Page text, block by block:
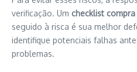
verificação. Um checklist
seguido à risca é sua melhor
identifique potenciais falhas
problemas.